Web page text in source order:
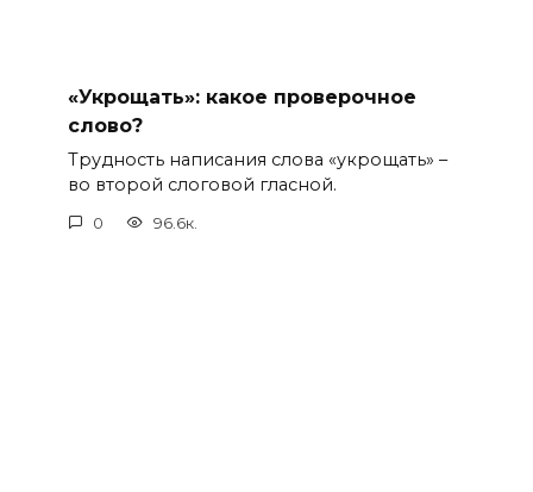
«Укрощать»: какое проверочное
слово?
Трудность написания слова «укрощать» –
во второй слоговой гласной.
0 96.6к.